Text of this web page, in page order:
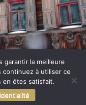
par l'
de
garantir la meilleure
à utiliser ce
en êtes satisfait.